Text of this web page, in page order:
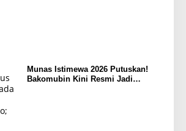
Munas Istimewa 2026 Putuskan!
Bakomubin Kini Resmi Jadi